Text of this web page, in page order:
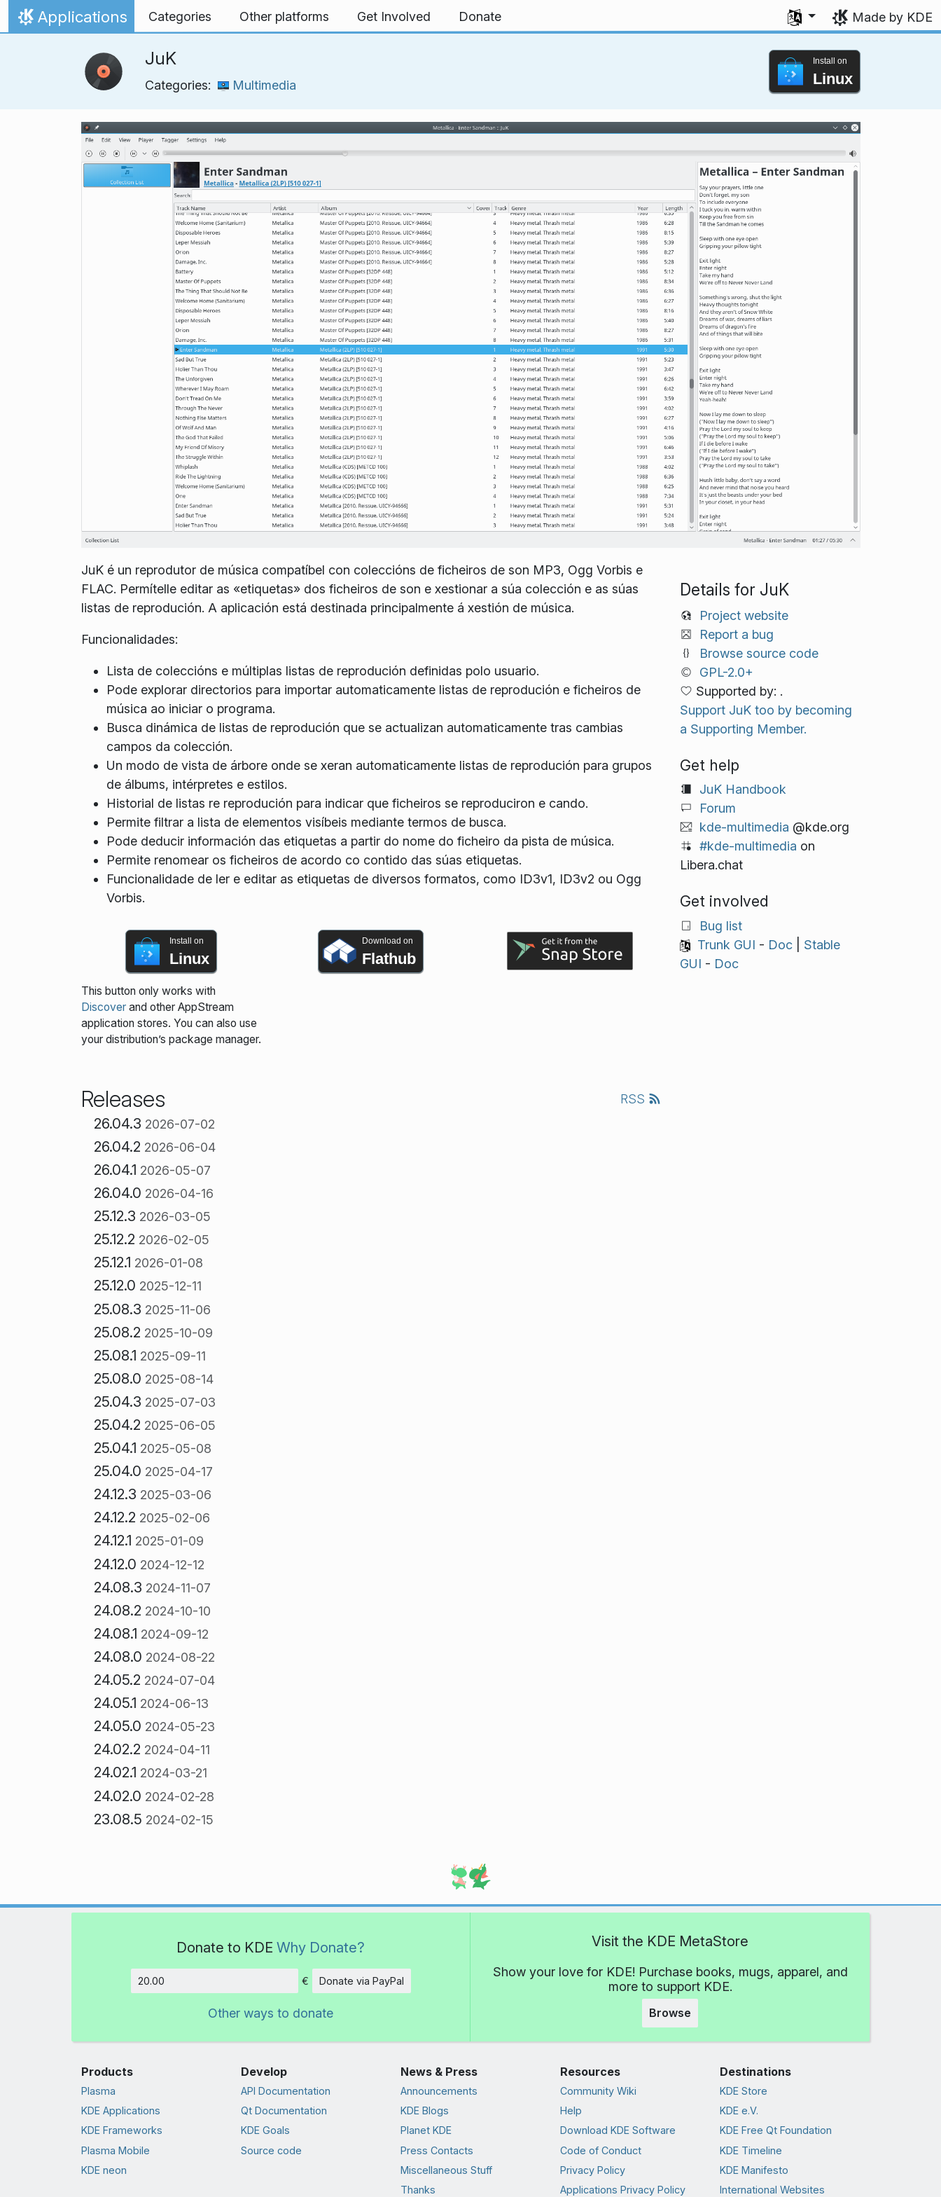
Skip to content
Home
Applications Categories Other platforms Get Involved Donate
Select your language
Made by KDE
JuK
Categories: Multimedia
Install on
Linux
JuK é un reprodutor de música compatíbel con coleccións de ficheiros de son MP3, Ogg Vorbis e
FLAC. Permítelle editar as «etiquetas» dos ficheiros de son e xestionar a súa colección e as súas
listas de reprodución. A aplicación está destinada principalmente á xestión de música.
Funcionalidades:
Lista de coleccións e múltiplas listas de reprodución definidas polo usuario.
Pode explorar directorios para importar automaticamente listas de reprodución e ficheiros de
música ao iniciar o programa.
Busca dinámica de listas de reprodución que se actualizan automaticamente tras cambias
campos da colección.
Un modo de vista de árbore onde se xeran automaticamente listas de reprodución para grupos
de álbums, intérpretes e estilos.
Historial de listas re reprodución para indicar que ficheiros se reproduciron e cando.
Permite filtrar a lista de elementos visíbeis mediante termos de busca.
Pode deducir información das etiquetas a partir do nome do ficheiro da pista de música.
Permite renomear os ficheiros de acordo co contido das súas etiquetas.
Funcionalidade de ler e editar as etiquetas de diversos formatos, como ID3v1, ID3v2 ou Ogg
Vorbis.
Install on
Linux
This button only works with
Discoverand other AppStream
application stores. You can also use
your distribution’s package manager.
Download on
Flathub
Releases RSS
26.04.3 2026-07-02
26.04.2 2026-06-04
26.04.1 2026-05-07
26.04.0 2026-04-16
25.12.3 2026-03-05
25.12.2 2026-02-05
25.12.1 2026-01-08
25.12.0 2025-12-11
25.08.3 2025-11-06
25.08.2 2025-10-09
25.08.1 2025-09-11
25.08.0 2025-08-14
25.04.3 2025-07-03
25.04.2 2025-06-05
25.04.1 2025-05-08
25.04.0 2025-04-17
24.12.3 2025-03-06
24.12.2 2025-02-06
24.12.1 2025-01-09
24.12.0 2024-12-12
24.08.3 2024-11-07
24.08.2 2024-10-10
24.08.1 2024-09-12
24.08.0 2024-08-22
24.05.2 2024-07-04
24.05.1 2024-06-13
24.05.0 2024-05-23
24.02.2 2024-04-11
24.02.1 2024-03-21
24.02.0 2024-02-28
23.08.5 2024-02-15
Details for JuK
Project website
Report a bug
Browse source code
GPL-2.0+
Supported by: .
Support JuK too by becoming
a Supporting Member.
Get help
JuK Handbook
Forum
kde-multimedia @kde.org
#kde-multimedia on
Libera.chat
Get involved
Bug list
Trunk GUI - Doc| Stable
GUI - Doc
Donate to KDE Why Donate?
Amount
€ Donate via PayPal
Other ways to donate
Visit the KDE MetaStore
Show your love for KDE! Purchase books, mugs, apparel, and
more to support KDE.
Browse
Products
Plasma
KDE Applications
KDE Frameworks
Plasma Mobile
KDE neon
Develop
API Documentation
Qt Documentation
KDE Goals
Source code
News & Press
Announcements
KDE Blogs
Planet KDE
Press Contacts
Miscellaneous Stuff
Thanks
Resources
Community Wiki
Help
Download KDE Software
Code of Conduct
Privacy Policy
Applications Privacy Policy
Destinations
KDE Store
KDE e.V.
KDE Free Qt Foundation
KDE Timeline
KDE Manifesto
International Websites